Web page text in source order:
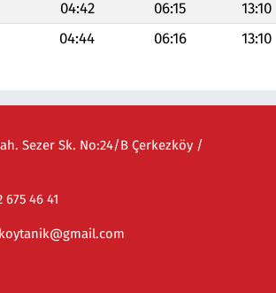
04:42 06:15 13:10
04:44 06:16 13:10
Sezer Sk. No:24/B Çerkezköy /
675 46 41